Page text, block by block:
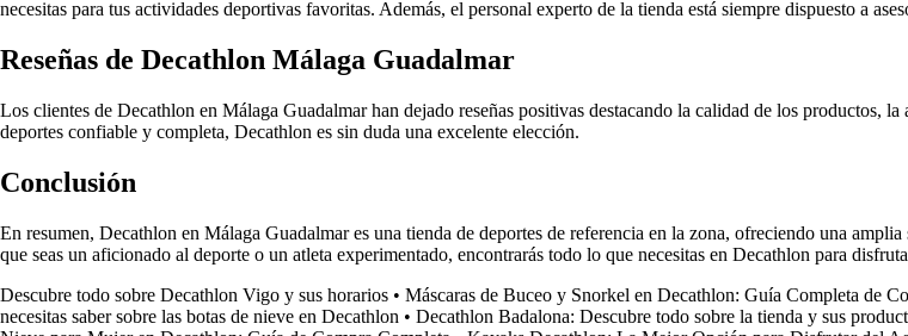
necesitas para tus actividades deportivas favoritas. Además, el personal experto de la tienda está siempre dispuesto a
Reseñas de Decathlon Málaga Guadalmar
Los clientes de Decathlon en Málaga Guadalmar han dejado reseñas positivas destacando la calidad de los productos,
deportes confiable y completa, Decathlon es sin duda una excelente elección.
Conclusión
En resumen, Decathlon en Málaga Guadalmar es una tienda de deportes de referencia en la zona, ofreciendo una
que seas un aficionado al deporte o un atleta experimentado, encontrarás todo lo que necesitas en Decathlon para
Descubre todo sobre Decathlon Vigo y sus horarios • Máscaras de Buceo y Snorkel en Decathlon: Guía Completa de
necesitas saber sobre las botas de nieve en Decathlon • Decathlon Badalona: Descubre todo sobre la tienda y sus